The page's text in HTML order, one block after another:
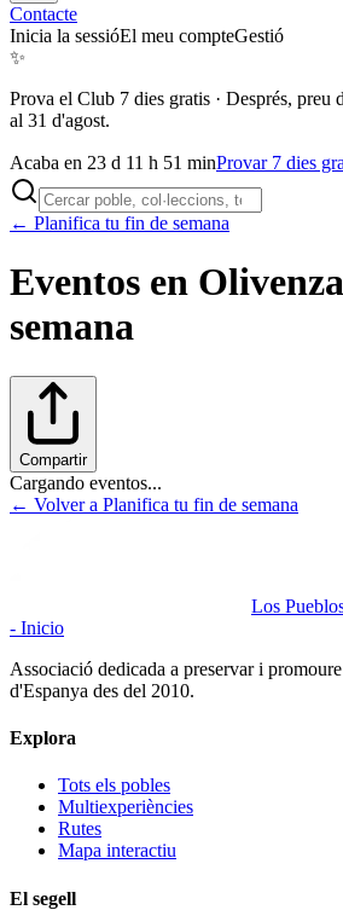
Contacte
Inicia la sessióEl meu compteGestió
✨
Prova el Club 7 dies gratis · Després, preu
al 31 d'agost.
Acaba en 23 d 11 h 51 minProvar 7 dies
← Planifica tu fin de semana
Eventos en Olivenza
semana
Compartir
Cargando eventos...
← Volver a Planifica tu fin de semana
Los
- Inicio
Associació dedicada a preservar i
d'Espanya des del 2010.
Explora
Tots els pobles
Multiexperiències
Rutes
Mapa interactiu
El segell